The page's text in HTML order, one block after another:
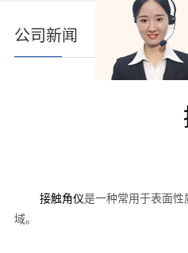
公司新闻
接触角仪是一种常用于表面
域。